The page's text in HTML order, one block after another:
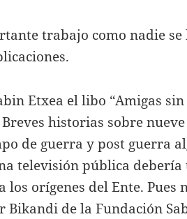
trabajo como nadie se
Etxea el libo “Amigas sin
historias sobre nueve
de guerra y post guerra
televisión pública debería
orígenes del Ente. Pues
de la Fundación